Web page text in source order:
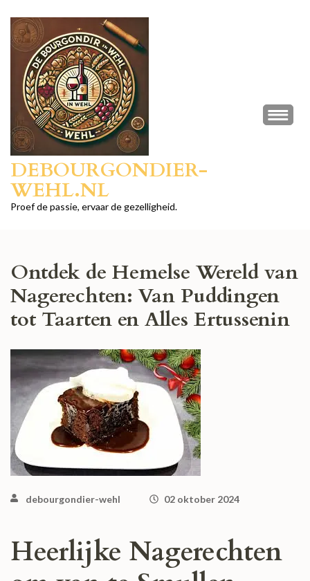
naar
inhoud
Enter)
DEBOURGONDIER-
WEHL.NL
Proef de passie, ervaar de gezelligheid.
Ontdek de Hemelse Wereld van
Nagerechten: Van Puddingen
tot Taarten en Alles Ertussenin
debourgondier-wehl 02 oktober 2024
Heerlijke Nagerechten